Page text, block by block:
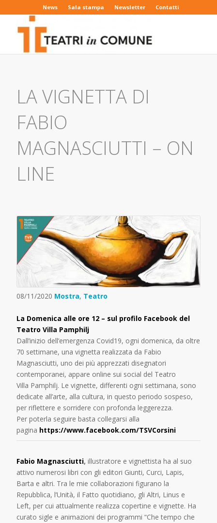
News Sala stampa Newsletter Contatti
LA VIGNETTA DI
FABIO
MAGNASCIUTTI – ON
LINE
08/11/2020 Mostra, Teatro
La Domenica alle ore 12 – sul profilo Facebook del
Teatro Villa Pamphilj
Dall’inizio dell’emergenza Covid19, ogni domenica, da oltre
70 settimane, una vignetta realizzata da Fabio
Magnasciutti, uno dei più apprezzati disegnatori
contemporanei, appare online sui social del Teatro
Villa Pamphilj. Le vignette, differenti ogni settimana, sono
dedicate all’arte, alla cultura, in questo periodo sospeso,
per riflettere e sorridere con profonda leggerezza.
Per poterla seguire basta collegarsi alla
pagina https://www.facebook.com/TSVCorsini
Fabio Magnasciutti, illustratore e vignettista ha al suo
attivo numerosi libri con gli editori Giunti, Curci, Lapis,
Barta e altri. Tra le mie collaborazioni figurano la
Repubblica, l’Unità, il Fatto quotidiano, gli Altri, Linus e
Left, per cui attualmente realizza copertine e vignette. Ha
curato sigle e animazioni dei programmi “Che tempo che